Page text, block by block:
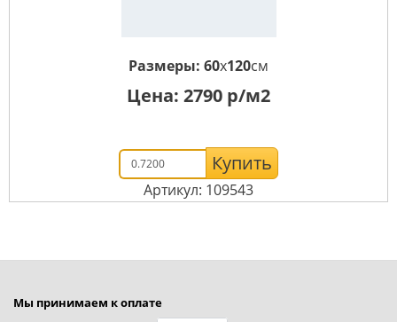
Размеры: 60x120см
Цена: 2790 р/м2
Купить
Артикул: 109543
Мы принимаем к оплате